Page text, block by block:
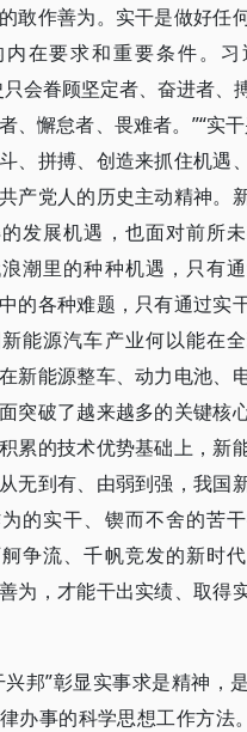
敢作善为。实干是做好任
在要求和重要条件。习
只会眷顾坚定者、奋进者、
、懈怠者、畏难者。”“实
、拼搏、创造来抓住机遇
产党人的历史主动精神。
发展机遇，也面对前所
潮里的种种机遇，只有
的各种难题，只有通过实
能源汽车产业何以能在
新能源整车、动力电池、
突破了越来越多的关键核
累的技术优势基础上，新
无到有、由弱到强，我国
的实干、锲而不舍的苦
争流、千帆竞发的新时
为，才能干出实绩、取得
兴邦”彰显实事求是精神，
办事的科学思想工作方法